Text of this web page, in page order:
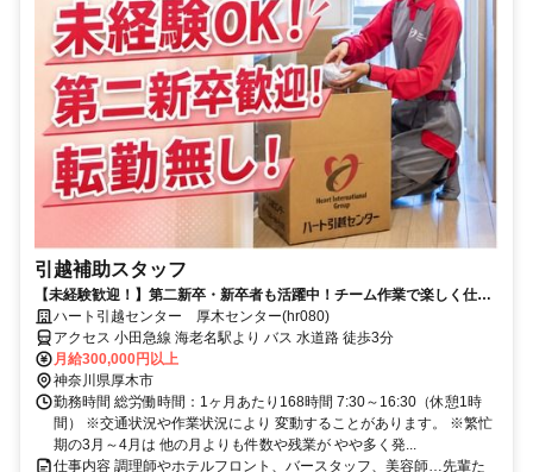
引越補助スタッフ
【未経験歓迎！】第二新卒・新卒者も活躍中！チーム作業で楽しく仕事
ができる引越スタッフ募集！
ハート引越センター 厚木センター(hr080)
アクセス 小田急線 海老名駅より バス 水道路 徒歩3分
月給300,000円以上
神奈川県厚木市
勤務時間 総労働時間：1ヶ月あたり168時間 7:30～16:30（休憩1時
間） ※交通状況や作業状況により 変動することがあります。 ※繁忙
期の3月～4月は 他の月よりも件数や残業が やや多く発...
仕事内容 調理師やホテルフロント、バースタッフ、美容師…先輩た